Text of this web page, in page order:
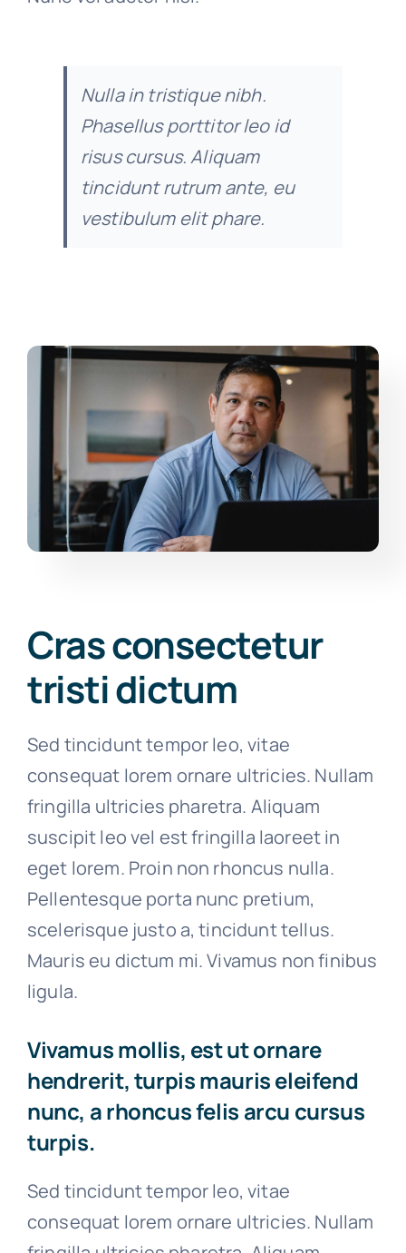
Nulla in tristique nibh.
Phasellus porttitor leo id
risus cursus. Aliquam
tincidunt rutrum ante, eu
vestibulum elit phare.
Cras consectetur
tristi dictum
Sed tincidunt tempor leo, vitae
consequat lorem ornare ultricies. Nullam
fringilla ultricies pharetra. Aliquam
suscipit leo vel est fringilla laoreet in
eget lorem. Proin non rhoncus nulla.
Pellentesque porta nunc pretium,
scelerisque justo a, tincidunt tellus.
Mauris eu dictum mi. Vivamus non finibus
ligula.
Vivamus mollis, est ut ornare
hendrerit, turpis mauris eleifend
nunc, a rhoncus felis arcu cursus
turpis.
Sed tincidunt tempor leo, vitae
consequat lorem ornare ultricies. Nullam